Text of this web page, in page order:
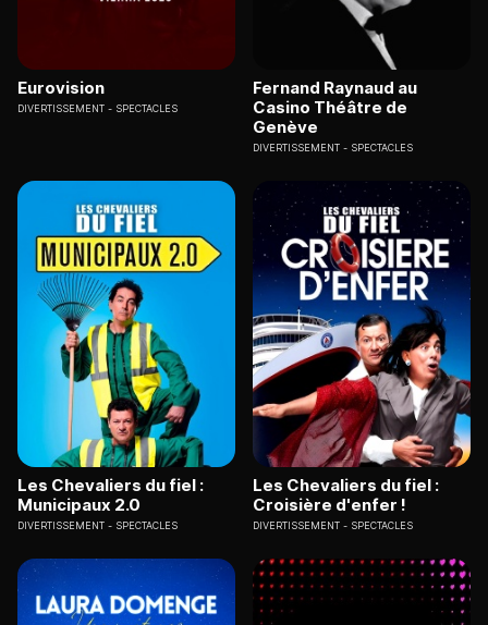
Eurovision
DIVERTISSEMENT SPECTACLES
Fernand Raynaud au
Casino Théâtre de
Genève
DIVERTISSEMENT SPECTACLES
Les Chevaliers du fiel :
Municipaux 2.0
DIVERTISSEMENT SPECTACLES
Les Chevaliers du fiel :
Croisière d'enfer !
DIVERTISSEMENT SPECTACLES